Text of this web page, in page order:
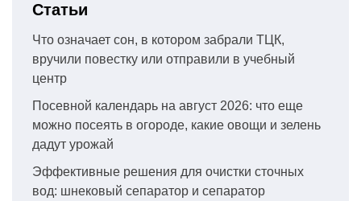
Статьи
Что означает сон, в котором забрали ТЦК,
вручили повестку или отправили в учебный
центр
Посевной календарь на август 2026: что еще
можно посеять в огороде, какие овощи и зелень
дадут урожай
Эффективные решения для очистки сточных
вод: шнековый сепаратор и сепаратор